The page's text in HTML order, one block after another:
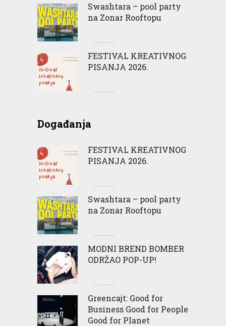
Swashtara – pool party
na Zonar Rooftopu
FESTIVAL KREATIVNOG
PISANJA 2026.
Događanja
FESTIVAL KREATIVNOG
PISANJA 2026.
Swashtara – pool party
na Zonar Rooftopu
MODNI BREND BOMBER
ODRŽAO POP-UP!
Greencajt: Good for
Business Good for People
Good for Planet